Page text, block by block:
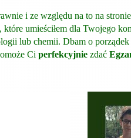
i ze względu na to na
umieściłem dla Twojego
lub chemii. Dbam o
Ci perfekcyjnie zdać